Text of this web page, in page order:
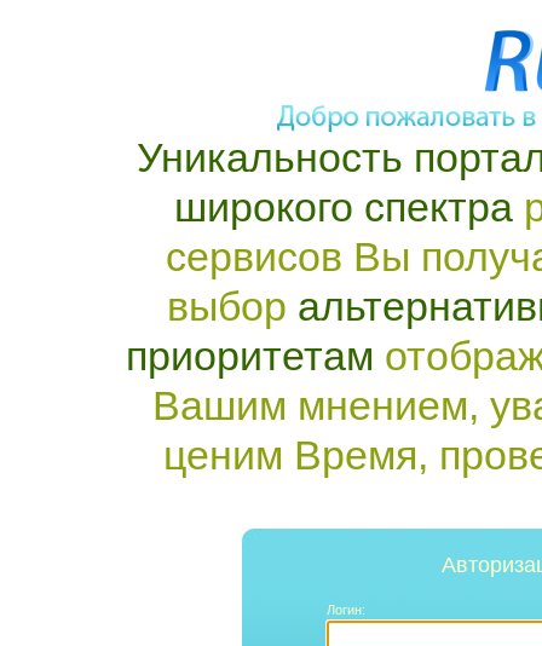
Уникальность
широкого спектра
сервисов Вы
выбор
приоритетам
Вашим мнением,
ценим Время,
Логин: